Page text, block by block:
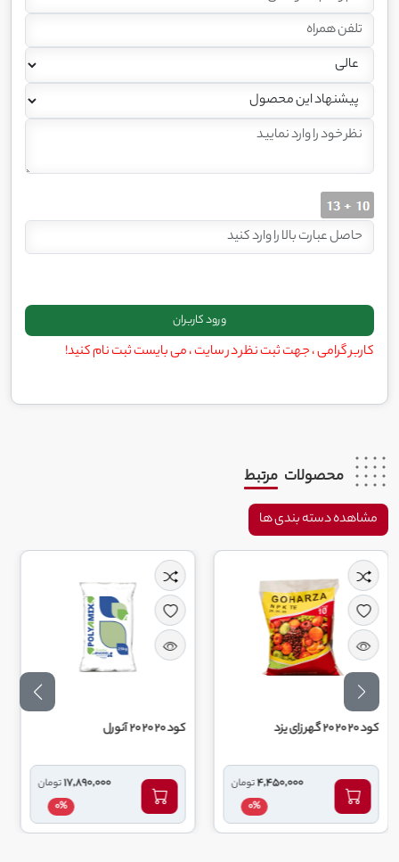
کاربر گرامی ، جهت ثبت نظر در سایت ، می بایست ثبت نام کنید!
محصولات مرتبط
مشاهده دسته بندی ها
4,450,000
تومان
17,890,000
تومان